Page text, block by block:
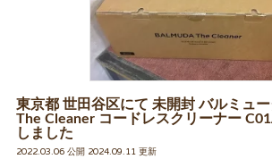
東京都 世田谷区にて 未開封 バルミュ
The Cleaner コードレスクリーナー
しました
2022.03.06 公開 2024.09.11 更新